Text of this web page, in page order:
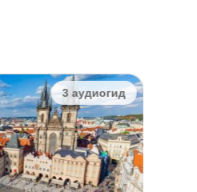
3 аудиогид